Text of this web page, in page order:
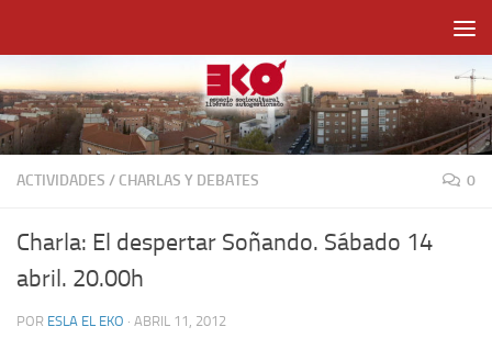
ACTIVIDADES / CHARLAS Y DEBATES 0
Charla: El despertar Soñando. Sábado 14
abril. 20.00h
POR ESLA EL EKO · ABRIL 11, 2012